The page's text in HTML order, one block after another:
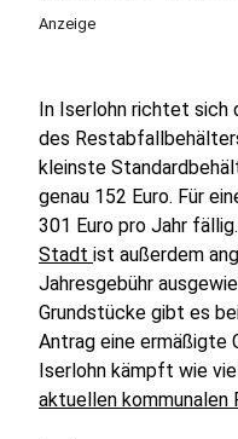
Anzeige
In Iserlohn richtet sich
des
kleinste
genau 152 Euro. Für
301 Euro pro Jahr
Stadt ist außerdem
Jahresgebühr
Grundstücke gibt es
Antrag eine ermäßigte
Iserlohn kämpft wie
aktuellen kommunalen